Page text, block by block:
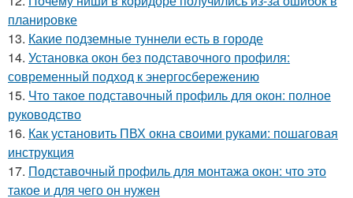
планировке
13. Какие подземные туннели есть в городе
14. Установка окон без подставочного профиля:
современный подход к энергосбережению
15. Что такое подставочный профиль для окон: полное
руководство
16. Как установить ПВХ окна своими руками: пошаговая
инструкция
17. Подставочный профиль для монтажа окон: что это
такое и для чего он нужен